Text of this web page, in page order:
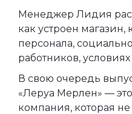
Менеджер Лидия
как устроен магазин,
персонала,
работников, условиях
В свою очередь
«Леруа Мерлен» —
компания, которая